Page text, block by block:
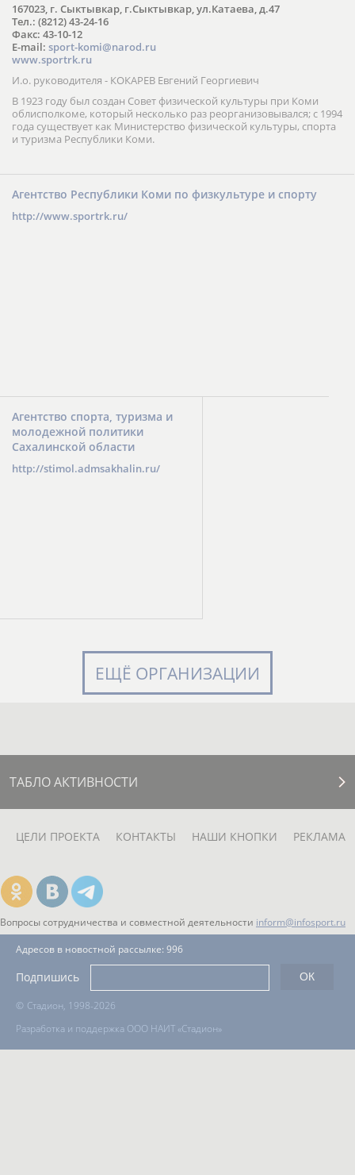
167023, г. Сыктывкар, г.Сыктывкар, ул.Катаева, д.47
Тел.: (8212) 43-24-16
Факс: 43-10-12
E-mail: sport-komi@narod.ru
www.sportrk.ru
И.о. руководителя - КОКАРЕВ Евгений Георгиевич
В 1923 году был создан Совет физической культуры при Коми
облисполкоме, который несколько раз реорганизовывался; с 1994
года существует как Министерство физической культуры, спорта
и туризма Республики Коми.
Агентство Республики Коми по физкультуре и спорту
http://www.sportrk.ru/
Агентство спорта, туризма и
молодежной политики
Сахалинской области
http://stimol.admsakhalin.ru/
ЕЩЁ ОРГАНИЗАЦИИ
ТАБЛО АКТИВНОСТИ
ЦЕЛИ ПРОЕКТА КОНТАКТЫ НАШИ КНОПКИ РЕКЛАМА
Вопросы сотрудничества и совместной деятельности inform@infosport.ru
© Стадион, 1998-2026
Разработка и поддержка ООО НАИТ «Стадион»
Адресов в новостной рассылке: 996
Подпишись